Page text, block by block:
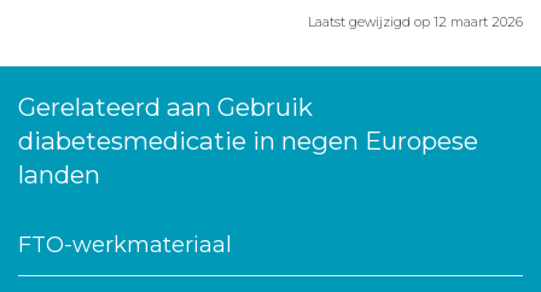
Laatst gewijzigd op 12 maart 2026
Gerelateerd aan Gebruik
diabetesmedicatie in negen Europese
landen
FTO-werkmateriaal